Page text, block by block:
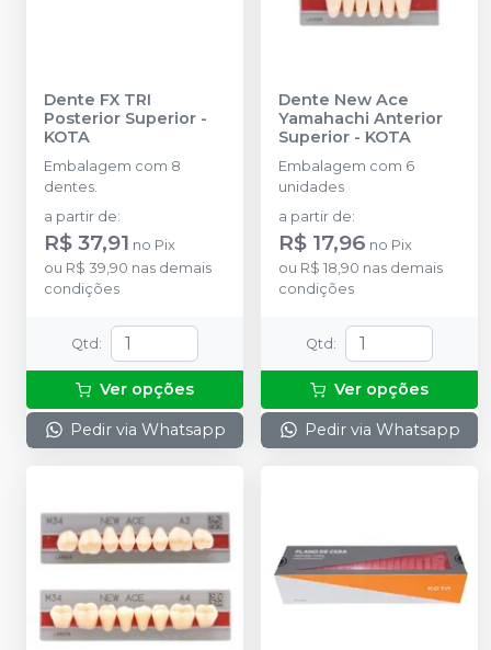
Dente FX TRI
Posterior Superior -
KOTA
Embalagem com 8
dentes.
a partir de:
R$ 37,91 no Pix
ou R$ 39,90 nas demais
condições
Qtd :
Ver opções
Pedir via Whatsapp
Dente New Ace
Yamahachi Anterior
Superior - KOTA
Embalagem com 6
unidades
a partir de:
R$ 17,96 no Pix
ou R$ 18,90 nas demais
condições
Qtd :
Ver opções
Pedir via Whatsapp